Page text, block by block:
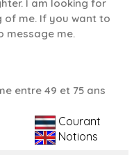
I am looking for
of me. If you want to
message me.
entre 49 et 75 ans
Courant
Notions